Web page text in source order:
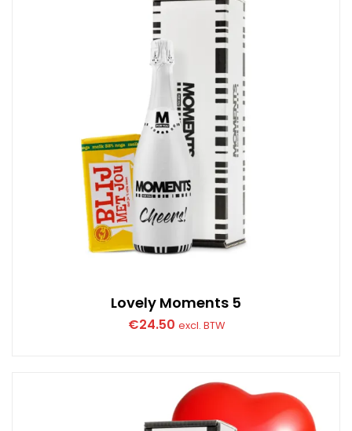
Lovely Moments 5
€24.50 excl. BTW